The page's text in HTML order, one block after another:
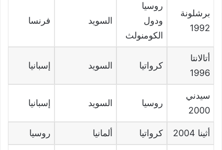
برشلونة
1992
روسيا
ودول
الكومنولث
السويد فرنسا
أتالانتا
1996
كرواتيا السويد إسبانيا
سيدني
2000
روسيا السويد إسبانيا
أثينا 2004 كرواتيا ألمانيا روسيا